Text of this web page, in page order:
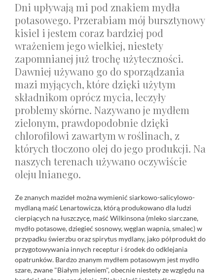
Dni upływają mi pod znakiem mydła
potasowego. Przerabiam mój bursztynowy
kisiel i jestem coraz bardziej pod
wrażeniem jego wielkiej, niestety
zapomnianej już trochę użyteczności.
Dawniej używano go do sporządzania
mazi myjących, które dzięki użytym
składnikom oprócz mycia, leczyły
problemy skórne. Nazywano je mydłem
zielonym, prawdopodobnie dzięki
chlorofilowi zawartym w roślinach, z
których tłoczono olej do jego produkcji. Na
naszych terenach używano oczywiście
oleju lnianego.
Ze znanych mazideł można wymienić siarkowo-salicylowo-
mydlaną maść Lenartowicza, którą produkowano dla ludzi
cierpiących na łuszczycę, maść Wilkinsona (mleko siarczane,
mydło potasowe, dziegieć sosnowy, węglan wapnia, smalec) w
przypadku świerzbu oraz spirytus mydlany, jako półprodukt do
przygotowywania innych receptur i środek do odklejania
opatrunków. Bardzo znanym mydłem potasowym jest mydło
szare, zwane "Białym jeleniem", obecnie niestety ze względu na